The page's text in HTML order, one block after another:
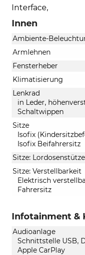
Interface,
Innen
Ambiente-
Armlehnen
Fensterheber
Klimatisierung
Lenkrad
in Leder,
Schaltwippen
Sitze
Isofix
Isofix Beifahrersitz
Sitze: Lordosenstütze
Sitze: Verstellbarkeit
Elektrisch
Fahrersitz
Infotainment &
Audioanlage
Schnittstelle USB,
Apple CarPlay